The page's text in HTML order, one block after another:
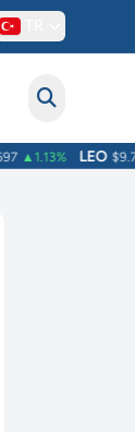
▲1.13% LEO $9.76